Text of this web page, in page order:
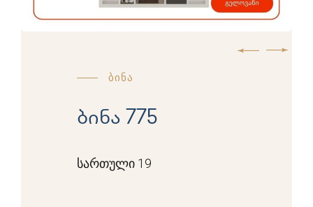
ბინა
ბინა 775
სართული 19